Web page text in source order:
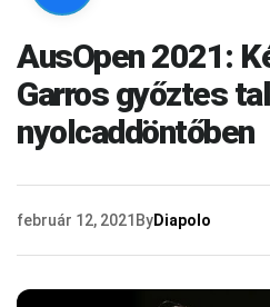
AusOpen 2021:
Garros győztes
nyolcaddöntőben
február 12, 2021 ByDiapolo